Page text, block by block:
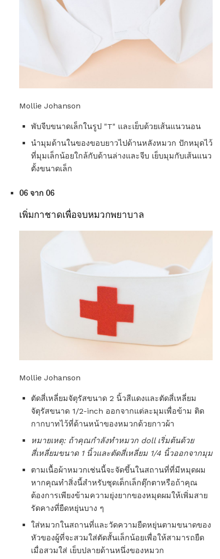
Mollie Johanson
พับจีบขนาดเล็กในรูป "T" และเย็บด้วยเส้นแนวนอน
นำมุมด้านในของขอบยาวไปด้านหลังหมวก ปักหมุดไว้
ที่มุมเล็กน้อยใกล้กับด้านล่างและจีบ เย็บมุมกับเส้นแนว
ตั้งขนาดเล็ก
06 จาก 06
เพิ่มกาชาดเพื่อจบหมวกพยาบาล
Mollie Johanson
ตัดสี่เหลี่ยมจัตุรัสขนาด 2 นิ้วสีแดงและตัดสี่เหลี่ยม
จัตุรัสขนาด 1/2-inch ออกจากแต่ละมุมเพื่อข้าม ติด
กากบาทไว้ที่ด้านหน้าของหมวกด้วยกาวผ้า
หมายเหตุ: ถ้าคุณกำลังทำหมวก doll เริ่มต้นด้วย
สี่เหลี่ยมขนาด 1 นิ้วและตัดสี่เหลี่ยม 1/4 นิ้วออกจากมุม
ตามเนื้อผ้าหมวกเช่นนี้จะจัดขึ้นในสถานที่ที่มีหมุดผม
หากคุณทำสิ่งนี้สำหรับชุดเด็กเล็กตุ๊กตาหรือถ้าคุณ
ต้องการเพียงข้ามความยุ่งยากของหมุดผมให้เพิ่มสาย
รัดคางที่ยืดหยุ่นบาง ๆ
ใส่หมวกในสถานที่และวัดความยืดหยุ่นตามขนาดของ
หัวของผู้ที่จะสวมใส่ตัดสั้นเล็กน้อยเพื่อให้สามารถยืด
เมื่อสวมใส่ เย็บปลายด้านหนึ่งของหมวก